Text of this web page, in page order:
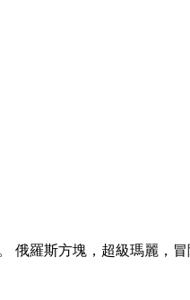
俄羅斯方塊，超級瑪麗，